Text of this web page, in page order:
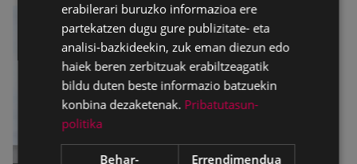
erabilerari buruzko informazioa ere
partekatzen dugu gure publizitate- eta
analisi-bazkideekin, zuk eman diezun edo
haiek beren zerbitzuak erabiltzeagatik
bildu duten beste informazio batzuekin
konbina dezaketenak. Pribatutasun-
politika
Behar- Errendimendua